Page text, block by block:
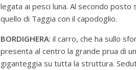
legata ai pesci luna. Al secondo
quello di Taggia con il capodoglio.
BORDIGHERA: il carro, che ha sullo
presenta al centro la grande prua di
giganteggia su tutta la struttura.